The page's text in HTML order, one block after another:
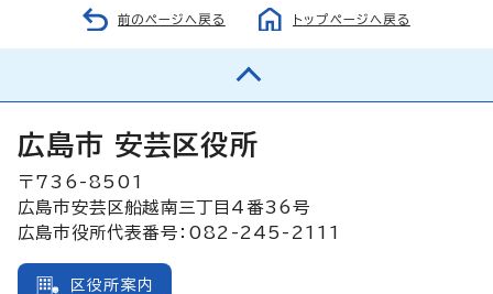
前のページへ戻る トップページへ戻る
広島市 安芸区役所
〒736-8501
広島市安芸区船越南三丁目4番36号
広島市役所代表番号：082-245-2111
区役所案内